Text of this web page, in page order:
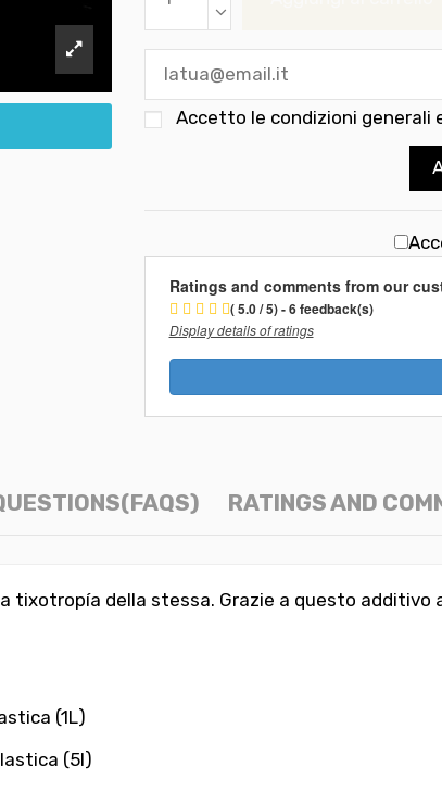
Accetto le condizioni generali
Ratings and comments from our
( 5.0 / 5) - 6 feedback(s)
Display details of ratings
RATINGS AND
tixotropía della stessa. Grazie a questo
(1L)
(5l)